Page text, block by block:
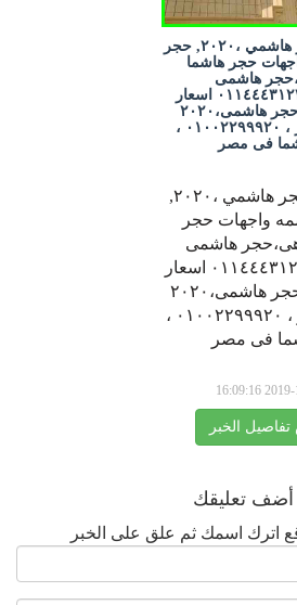
تشطيب حجر هاشمي ،٢٠٢٠, حجر
حجر هاشما
هاشمى
واجهات،٠١١٤٤٤٣١٢٣١ اسعار
الحجرث ،حجر هاشمى،٢٠٢٠
،اسعارحجر ، ٠١٠٠٢٢٩٩٩٢٠ ،
فى مصر
تشطيب حجر هاشمي ،٢٠٢٠,
واجهات حجر
هاشمى
واجهات،٠١١٤٤٤٣١٢٣١ اسعار
الحجرث ،حجر هاشمى،٢٠٢٠
،اسعارحجر ، ٠١٠٠٢٢٩٩٩٢٠ ،
فى مصر
2019-12-
الخبر
أضف تعليقك
اترك اسمك ثم علق على الخبر